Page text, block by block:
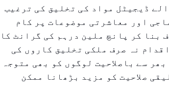
ڈیجیٹل مواد کی تخلیق کی ترغیب
اور معاشرتی موضوعات پر کام
بنا کر پانچ ملین درہم کی گرانٹ کا
نہ صرف ملکی تخلیق کاروں کی
سے باصلاحیت لوگوں کو بھی متوجہ
صلاحیت کو مزید بڑھانا ممکن